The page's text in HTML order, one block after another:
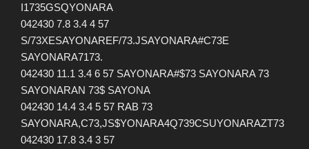
I1735GSQYONARA
042430 7.8 3.4 4 57
S/73XESAYONAREF/73.JSAYONARA#C73E
SAYONARA7173.
042430 11.1 3.4 6 57 SAYONARA#$73 SAYONARA 73
SAYONARAN 73$ SAYONA
042430 14.4 3.4 5 57 RAB 73
SAYONARA,C73,JS$YONARA4Q739CSUYONARAZT73
042430 17.8 3.4 3 57